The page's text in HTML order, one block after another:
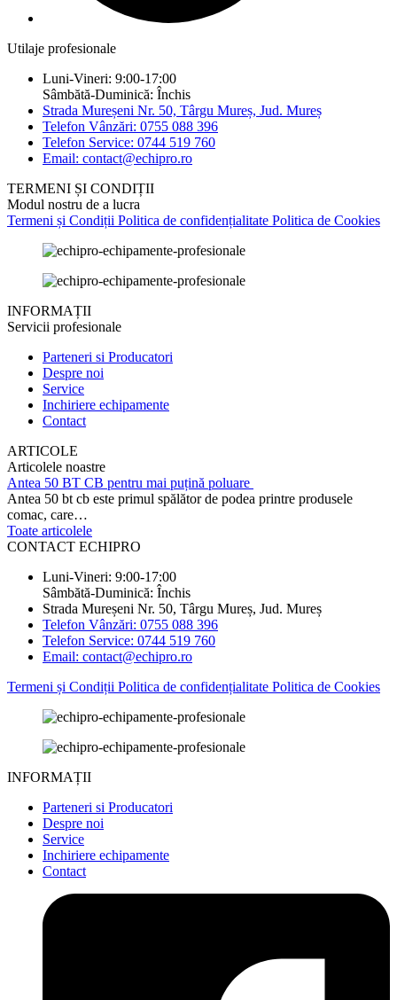
Utilaje profesionale
Luni-Vineri: 9:00-17:00
Sâmbătă-Duminică: Închis
Strada Mureșeni Nr. 50, Târgu Mureș, Jud. Mureș
Telefon Vânzări: 0755 088 396
Telefon Service: 0744 519 760
Email: contact@echipro.ro
TERMENI ȘI CONDIȚII
Modul nostru de a lucra
Termeni și Condiții Politica de confidențialitate Politica de Cookies
INFORMAȚII
Servicii profesionale
Parteneri si Producatori
Despre noi
Service
Inchiriere echipamente
Contact
ARTICOLE
Articolele noastre
Antea 50 BT CB pentru mai puțină poluare
Antea 50 bt cb este primul spălător de podea printre produsele
comac, care…
Toate articolele
CONTACT ECHIPRO
Luni-Vineri: 9:00-17:00
Sâmbătă-Duminică: Închis
Strada Mureșeni Nr. 50, Târgu Mureș, Jud. Mureș
Telefon Vânzări: 0755 088 396
Telefon Service: 0744 519 760
Email: contact@echipro.ro
Termeni și Condiții Politica de confidențialitate Politica de Cookies
INFORMAȚII
Parteneri si Producatori
Despre noi
Service
Inchiriere echipamente
Contact